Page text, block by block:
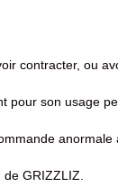
contracter, ou
son usage
GRIZZLIZ.